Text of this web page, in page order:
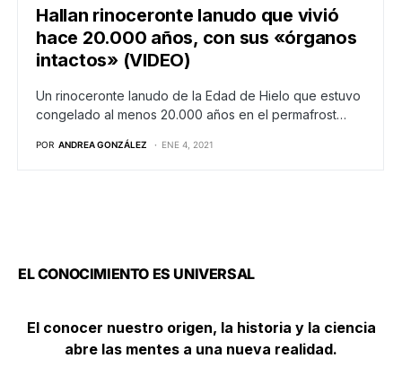
Hallan rinoceronte lanudo que vivió
hace 20.000 años, con sus «órganos
intactos» (VIDEO)
Un rinoceronte lanudo de la Edad de Hielo que estuvo
congelado al menos 20.000 años en el permafrost…
POR ANDREA GONZÁLEZ ENE 4, 2021
EL CONOCIMIENTO ES UNIVERSAL
El conocer nuestro origen, la historia y la ciencia
abre las mentes a una nueva realidad.